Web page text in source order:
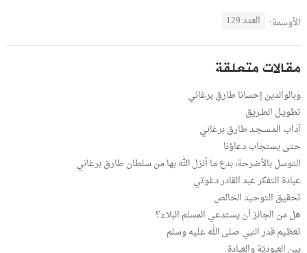
الأوسمة: العدد 129
مقالات متعلقة
وبالوالدين إحسانا طارق برغاني
تطويـل الطـريق
آداب المـسـجـد طارق برغاني
حتى يستجاب دعاؤنا
التوسل بالأضرحة، بدع ما أنزل الله بها من سلطان طارق برغاني
عبادة التفكر عبد القادر دغوتي
تحقيق التوحيد الخالص
هل من الجائز أن يستدعي المسلم البلاء؟
تعظيم قدر النبي صلى الله عليه وسلم
بين العبوديّة والعبادة